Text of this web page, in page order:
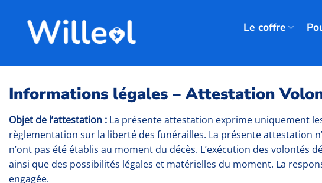
contenu
Le coffre
Informations légales – Attestation
Objet de l’attestation : La présente attestation exprime uniquement
règlementation sur la liberté des funérailles. La présente attestation
n’ont pas été établis au moment du décès. L’exécution des
ainsi que des possibilités légales et matérielles du moment. La
engagée.